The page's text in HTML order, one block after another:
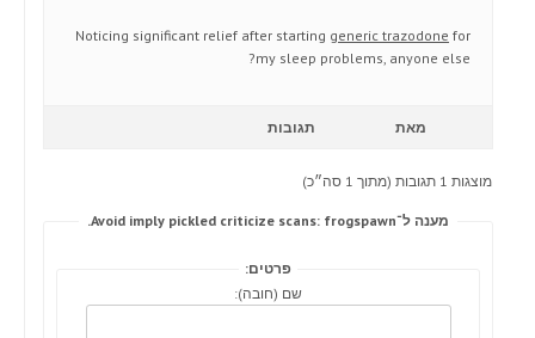
Noticing significant relief after starting generic trazodone for
my sleep problems, anyone else?
מאת תגובות
מוצגות 1 תגובות (מתוך 1 סה״כ)
מענה ל־Avoid imply pickled criticize scans: frogspawn.
פרטים:
שם (חובה):